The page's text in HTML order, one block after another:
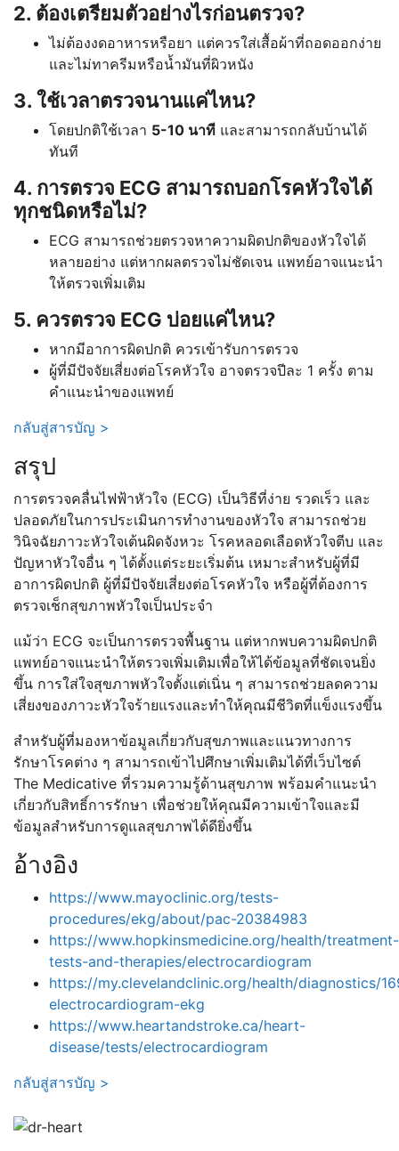
2. ต้องเตรียมตัวอย่างไรก่อนตรวจ?
ไม่ต้องงดอาหารหรือยา แต่ควรใส่เสื้อผ้าที่ถอดออกง่าย
และไม่ทาครีมหรือน้ำมันที่ผิวหนัง
3. ใช้เวลาตรวจนานแค่ไหน?
โดยปกติใช้เวลา 5-10 นาที และสามารถกลับบ้านได้
ทันที
4. การตรวจ ECG สามารถบอกโรคหัวใจได้
ทุกชนิดหรือไม่?
ECG สามารถช่วยตรวจหาความผิดปกติของหัวใจได้
หลายอย่าง แต่หากผลตรวจไม่ชัดเจน แพทย์อาจแนะนำ
ให้ตรวจเพิ่มเติม
5. ควรตรวจ ECG บ่อยแค่ไหน?
หากมีอาการผิดปกติ ควรเข้ารับการตรวจ
ผู้ที่มีปัจจัยเสี่ยงต่อโรคหัวใจ อาจตรวจปีละ 1 ครั้ง ตาม
คำแนะนำของแพทย์
กลับสู่สารบัญ >
สรุป
การตรวจคลื่นไฟฟ้าหัวใจ (ECG) เป็นวิธีที่ง่าย รวดเร็ว และ
ปลอดภัยในการประเมินการทำงานของหัวใจ สามารถช่วย
วินิจฉัยภาวะหัวใจเต้นผิดจังหวะ โรคหลอดเลือดหัวใจตีบ และ
ปัญหาหัวใจอื่น ๆ ได้ตั้งแต่ระยะเริ่มต้น เหมาะสำหรับผู้ที่มี
อาการผิดปกติ ผู้ที่มีปัจจัยเสี่ยงต่อโรคหัวใจ หรือผู้ที่ต้องการ
ตรวจเช็กสุขภาพหัวใจเป็นประจำ
แม้ว่า ECG จะเป็นการตรวจพื้นฐาน แต่หากพบความผิดปกติ
แพทย์อาจแนะนำให้ตรวจเพิ่มเติมเพื่อให้ได้ข้อมูลที่ชัดเจนยิ่ง
ขึ้น การใส่ใจสุขภาพหัวใจตั้งแต่เนิ่น ๆ สามารถช่วยลดความ
เสี่ยงของภาวะหัวใจร้ายแรงและทำให้คุณมีชีวิตที่แข็งแรงขึ้น
สำหรับผู้ที่มองหาข้อมูลเกี่ยวกับสุขภาพและแนวทางการ
รักษาโรคต่าง ๆ สามารถเข้าไปศึกษาเพิ่มเติมได้ที่เว็บไซต์
The Medicative ที่รวมความรู้ด้านสุขภาพ พร้อมคำแนะนำ
เกี่ยวกับสิทธิ์การรักษา เพื่อช่วยให้คุณมีความเข้าใจและมี
ข้อมูลสำหรับการดูแลสุขภาพได้ดียิ่งขึ้น
อ้างอิง
https://www.mayoclinic.org/tests-
procedures/ekg/about/pac-20384983
https://www.hopkinsmedicine.org/health/treatment-
tests-and-therapies/electrocardiogram
https://my.clevelandclinic.org/health/diagnostics/
electrocardiogram-ekg
https://www.heartandstroke.ca/heart-
disease/tests/electrocardiogram
กลับสู่สารบัญ >